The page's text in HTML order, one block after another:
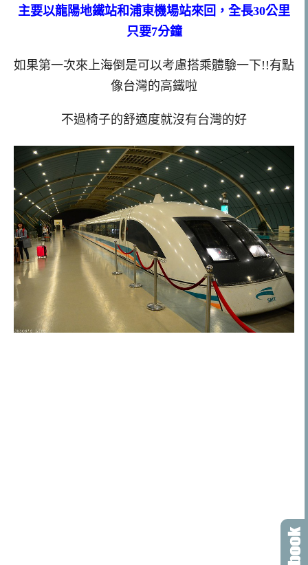
主要以龍陽地鐵站和浦東機場站來回，全長30公里
只要7分鐘
如果第一次來上海倒是可以考慮搭乘體驗一下!!有點
像台灣的高鐵啦
不過椅子的舒適度就沒有台灣的好